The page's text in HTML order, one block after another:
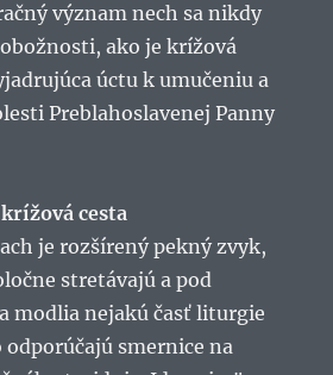
význam nech sa nikdy
ako je krížová
úctu k umučeniu a
Preblahoslavenej Panny
cesta
je rozšírený pekný zvyk,
stretávajú a pod
modlia nejakú časť liturgie
smernice na